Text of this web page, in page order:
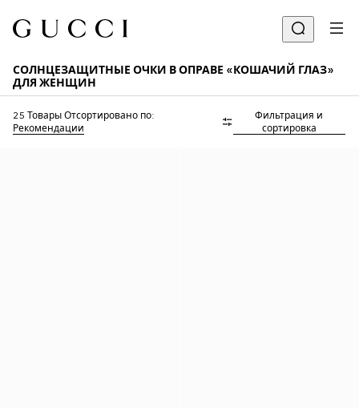
СОЛНЦЕЗАЩИТНЫЕ ОЧКИ В ОПРАВЕ «КОШАЧИЙ ГЛАЗ»
ДЛЯ ЖЕНЩИН
25 Товары Отсортировано по:
Рекомендации
Фильтрация и
сортировка